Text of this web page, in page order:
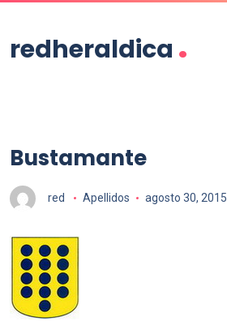
redheraldica .
Bustamante
red Apellidos agosto 30, 2015